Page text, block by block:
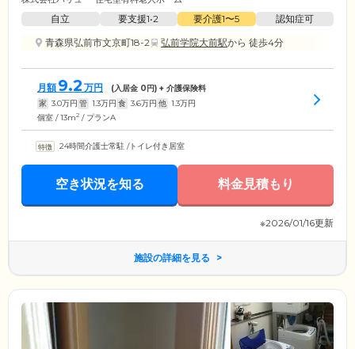
自立 要支援1•2 要介護1〜5
認知症可
青森県弘前市文京町18-2
弘前学院大前駅から 徒歩4分
月額 9.2 万円 (入居金 0円) + 介護保険料
家 3.0万円 管 1.3万円 食 3.6万円 他 1.3万円
個室 / 13m2 / プランA
24時間介護士常駐 /トイレ付き居室
空き状況を知る 料金見積もり
※2026/01/16更新
施設の詳細を見る